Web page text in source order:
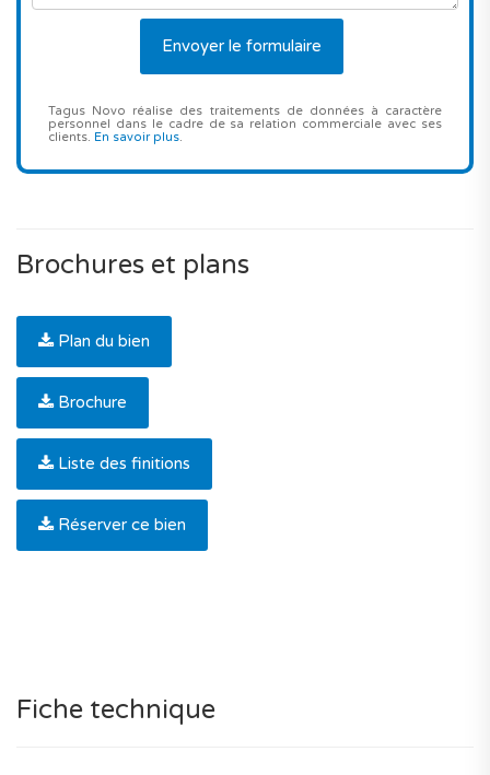
Tagus Novo réalise des traitements de données à caractère
personnel dans le cadre de sa relation commerciale avec ses
clients. En savoir plus.
Brochures et plans
Plan du bien
Brochure
Liste des finitions
Réserver ce bien
Fiche technique